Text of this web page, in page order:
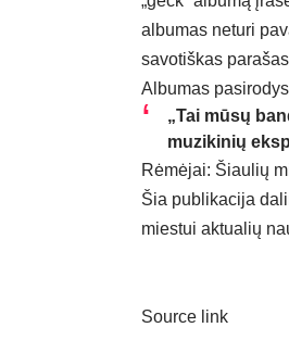
albumas neturi
savotiškas
Albumas pasirodys
„Tai mūsų
muzikinių
Rėmėjai: Šiaulių
Šia publikacija
miestui aktualių
Source link